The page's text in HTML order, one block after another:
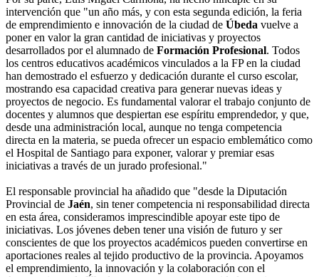
intervención que "un año más, y con esta segunda edición, la feria
de emprendimiento e innovación de la ciudad de Úbeda vuelve a
poner en valor la gran cantidad de iniciativas y proyectos
desarrollados por el alumnado de Formación Profesional. Todos
los centros educativos académicos vinculados a la FP en la ciudad
han demostrado el esfuerzo y dedicación durante el curso escolar,
mostrando esa capacidad creativa para generar nuevas ideas y
proyectos de negocio. Es fundamental valorar el trabajo conjunto de
docentes y alumnos que despiertan ese espíritu emprendedor, y que,
desde una administración local, aunque no tenga competencia
directa en la materia, se pueda ofrecer un espacio emblemático como
el Hospital de Santiago para exponer, valorar y premiar esas
iniciativas a través de un jurado profesional."
El responsable provincial ha añadido que "desde la Diputación
Provincial de Jaén, sin tener competencia ni responsabilidad directa
en esta área, consideramos imprescindible apoyar este tipo de
iniciativas. Los jóvenes deben tener una visión de futuro y ser
conscientes de que los proyectos académicos pueden convertirse en
aportaciones reales al tejido productivo de la provincia. Apoyamos
el emprendimiento, la innovación y la colaboración con el